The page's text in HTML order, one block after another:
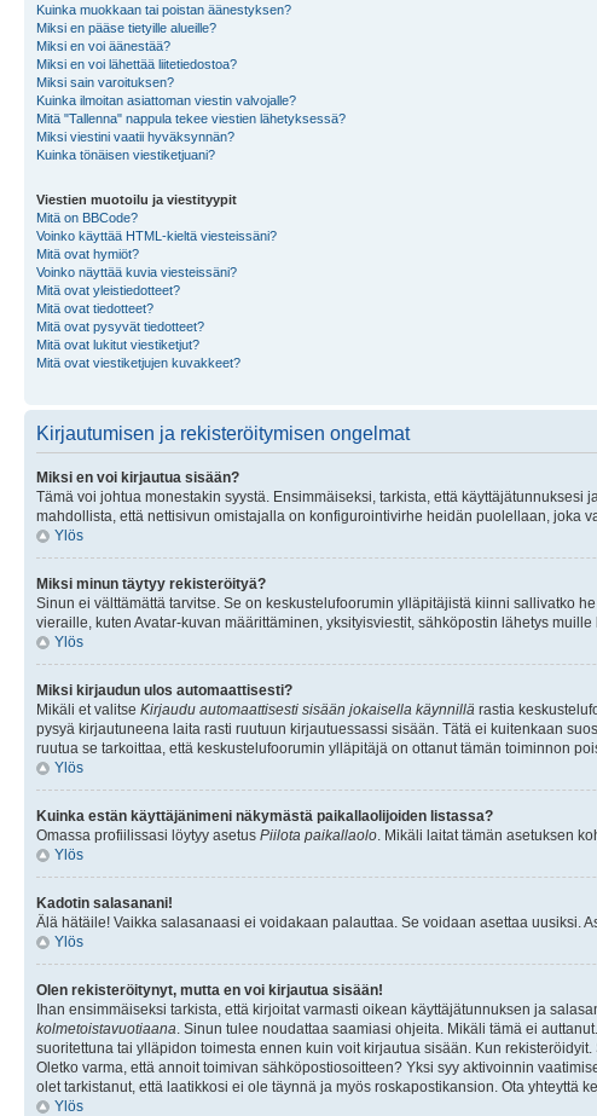
Kuinka muokkaan tai poistan äänestyksen?
Miksi en pääse tietyille alueille?
Miksi en voi äänestää?
Miksi en voi lähettää liitetiedostoa?
Miksi sain varoituksen?
Kuinka ilmoitan asiattoman viestin valvojalle?
Mitä "Tallenna" nappula tekee viestien lähetyksessä?
Miksi viestini vaatii hyväksynnän?
Kuinka tönäisen viestiketjuani?
Viestien muotoilu ja viestityypit
Mitä on BBCode?
Voinko käyttää HTML-kieltä viesteissäni?
Mitä ovat hymiöt?
Voinko näyttää kuvia viesteissäni?
Mitä ovat yleistiedotteet?
Mitä ovat tiedotteet?
Mitä ovat pysyvät tiedotteet?
Mitä ovat lukitut viestiketjut?
Mitä ovat viestiketjujen kuvakkeet?
Kirjautumisen ja rekisteröitymisen ongelmat
Miksi en voi kirjautua sisään?
Tämä voi johtua monestakin syystä. Ensimmäiseksi, tarkista, että
mahdollista, että nettisivun omistajalla on konfigurointivirhe heidän puolellaan, joka
Ylös
Miksi minun täytyy rekisteröityä?
Sinun ei välttämättä tarvitse. Se on keskustelufoorumin ylläpitäjistä kiinni sallivatko
vieraille, kuten Avatar-kuvan määrittäminen, yksityisviestit, sähköpostin lähetys
Ylös
Miksi kirjaudun ulos automaattisesti?
Mikäli et valitse Kirjaudu automaattisesti sisään jokaisella käynnillä rastia
pysyä kirjautuneena laita rasti ruutuun kirjautuessassi sisään. Tätä ei kuitenkaan
ruutua se tarkoittaa, että keskustelufoorumin ylläpitäjä on ottanut tämän toiminnon
Ylös
Kuinka estän käyttäjänimeni näkymästä paikallaolijoiden listassa?
Omassa profiilissasi löytyy asetus Piilota paikallaolo . Mikäli laitat tämän asetuksen
Ylös
Kadotin salasanani!
Älä hätäile! Vaikka salasanaasi ei voidakaan palauttaa. Se voidaan asettaa uusiksi.
Ylös
Olen rekisteröitynyt, mutta en voi kirjautua sisään!
Ihan ensimmäiseksi tarkista, että kirjoitat varmasti oikean käyttäjätunnuksen ja
kolmetoistavuotiaana . Sinun tulee noudattaa saamiasi ohjeita. Mikäli tämä ei
suoritettuna tai ylläpidon toimesta ennen kuin voit kirjautua sisään. Kun
Oletko varma, että annoit toimivan sähköpostiosoitteen? Yksi syy aktivoinnin
olet tarkistanut, että laatikkosi ei ole täynnä ja myös roskapostikansion. Ota yhteyttä
Ylös